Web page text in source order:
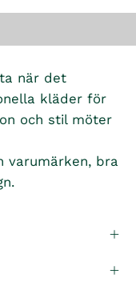
när det
kläder för
och stil möter
varumärken, bra